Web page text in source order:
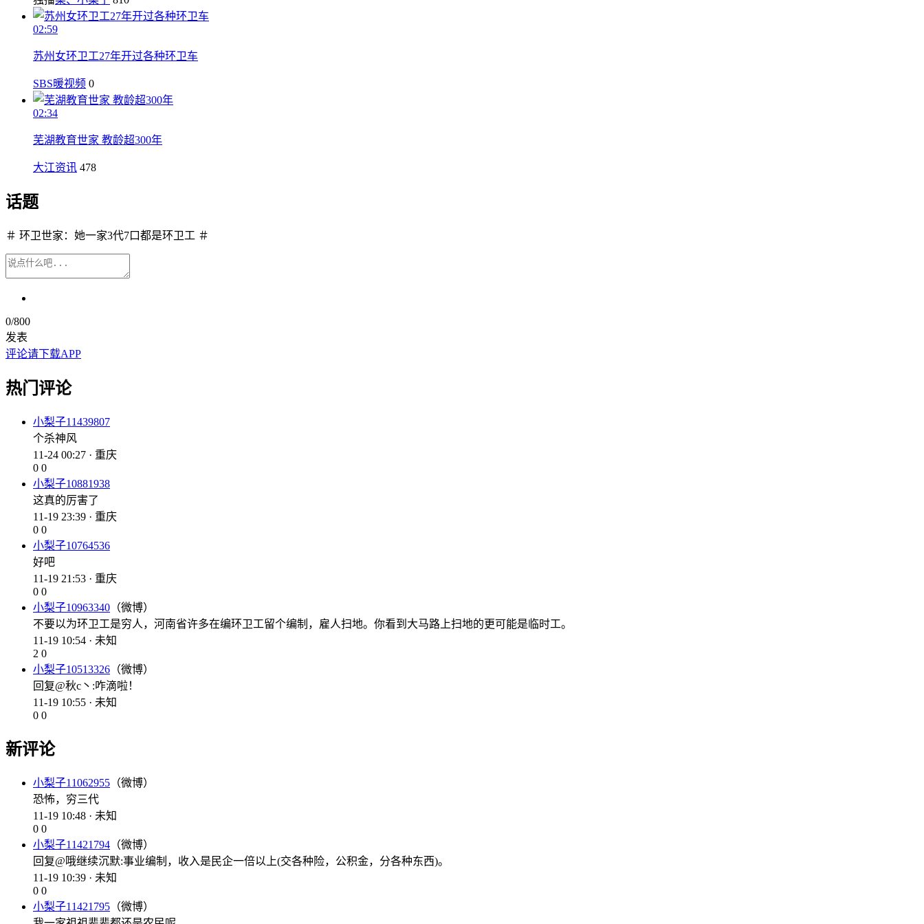
02:59
苏州女环卫工27年开过各种环卫车
SBS暖视频 0
02:34
芜湖教育世家 教龄超300年
大江资讯 478
话题
＃ 环卫世家：她一家3代7口都是环卫工 ＃
0/800
发表
评论请下载APP
热门评论
小梨子11439807
个杀神风
11-24 00:27 · 重庆
0 0
小梨子10881938
这真的厉害了
11-19 23:39 · 重庆
0 0
小梨子10764536
好吧
11-19 21:53 · 重庆
0 0
小梨子10963340 （微博）
不要以为环卫工是穷人，河南省许多在编环卫工留个编制，雇人扫地。你看到大马路上扫地的更可能是临时工。
11-19 10:54 · 未知
2 0
小梨子10513326 （微博）
回复@秋c丶:咋滴啦！
11-19 10:55 · 未知
0 0
新评论
小梨子11062955 （微博）
恐怖，穷三代
11-19 10:48 · 未知
0 0
小梨子11421794 （微博）
回复@哦继续沉默:事业编制，收入是民企一倍以上(交各种险，公积金，分各种东西)。
11-19 10:39 · 未知
0 0
小梨子11421795 （微博）